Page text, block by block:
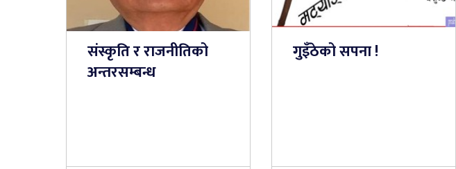
संस्कृति र राजनीतिको
अन्तरसम्बन्ध
गुइँठेको सपना !